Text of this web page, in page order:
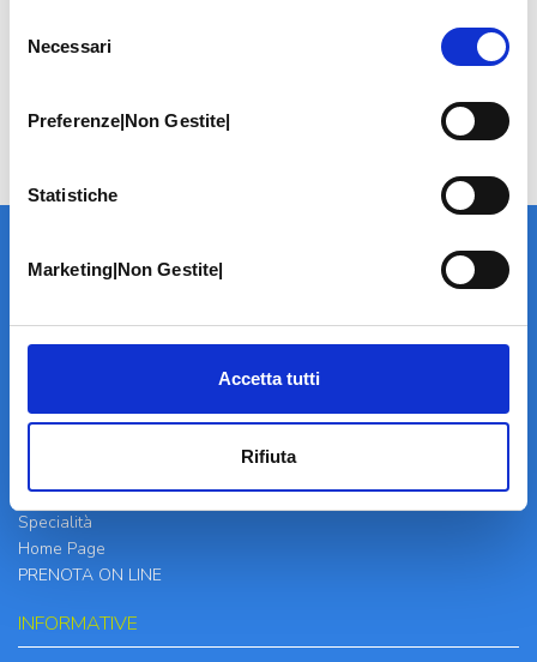
delNecessari
Preferenze|Non Gestite|
Statistiche
Marketing|Non Gestite|
Accetta tutti
Rifiuta
Il Centro
Specialità
Home Page
PRENOTA ON LINE
INFORMATIVE